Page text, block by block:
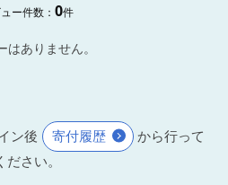
ー件数：0件
はありません。
ン後 寄付履歴
から行って
ださい。